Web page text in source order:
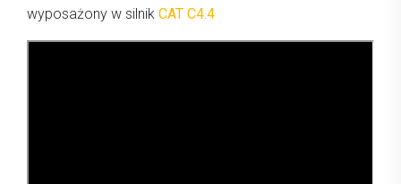
wyposażony w silnik CAT C4.4